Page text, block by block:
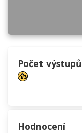
Počet výstupů
Hodnocení